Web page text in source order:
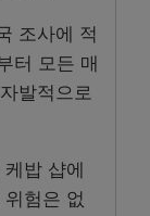
조사에 적
터 모든 매
발적으로
밥 샵에
험은 없